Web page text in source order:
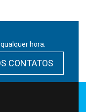
hora.
CONTATOS